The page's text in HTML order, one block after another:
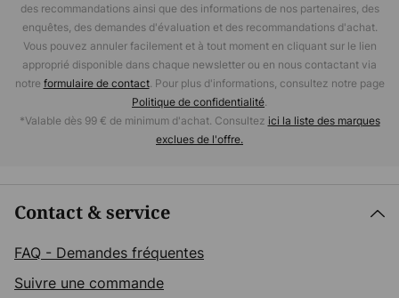
des recommandations ainsi que des informations de nos partenaires, des
enquêtes, des demandes d'évaluation et des recommandations d'achat.
Vous pouvez annuler facilement et à tout moment en cliquant sur le lien
approprié disponible dans chaque newsletter ou en nous contactant via
notre formulaire de contact. Pour plus d'informations, consultez notre page
Politique de confidentialité.
*Valable dès 99 € de minimum d'achat. Consultez ici la liste des marques
exclues de l'offre.
Contact & service
FAQ - Demandes fréquentes
Suivre une commande